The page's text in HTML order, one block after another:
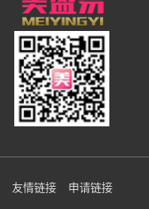
友情链接 申请链接